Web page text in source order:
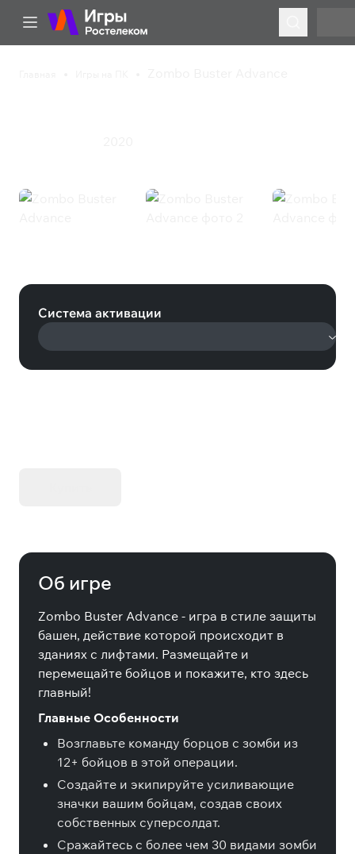
Система активации
Об игре
Zombo Buster Advance - игра в стиле защиты
башен, действие которой происходит в
зданиях с лифтами. Размещайте и
перемещайте бойцов и покажите, кто здесь
главный!
Главные Особенности
Возглавьте команду борцов с зомби из
12+ бойцов в этой операции.
Создайте и экипируйте усиливающие
значки вашим бойцам, создав своих
собственных суперсолдат.
Сражайтесь с более чем 30 видами зомби